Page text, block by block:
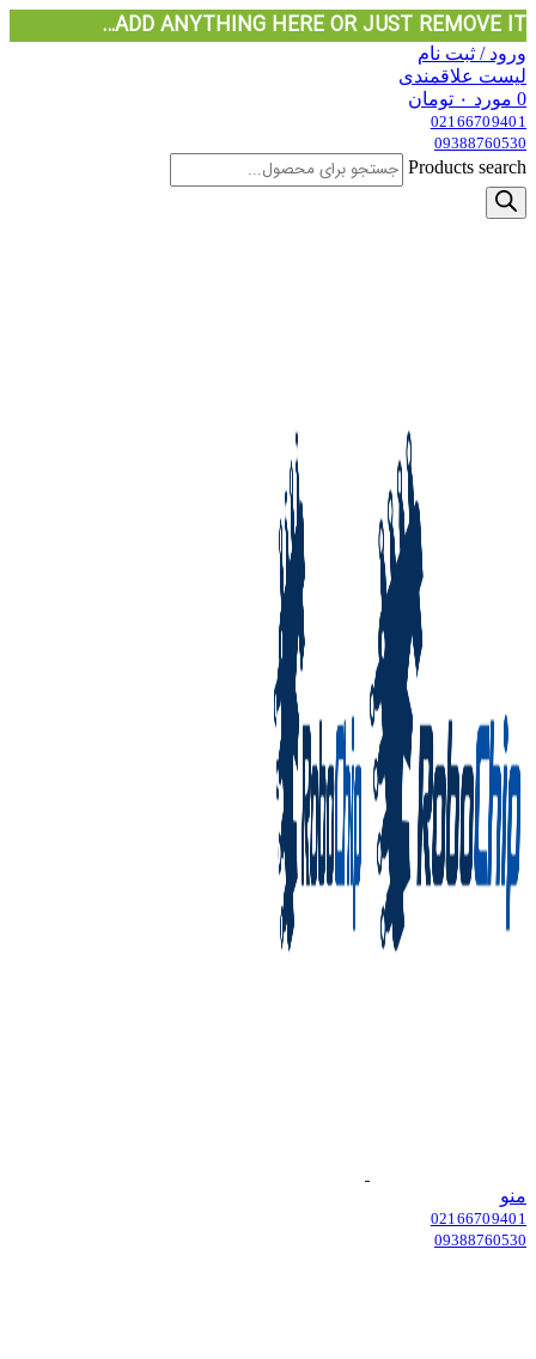
ADD ANYTHING HERE OR JUST REMOVE IT…
ورود / ثبت نام
لیست علاقمندی
0 مورد ۰ تومان
02166709401
09388760530
Products search
منو
02166709401
09388760530